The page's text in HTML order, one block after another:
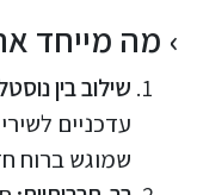
מה מייחד
שילוב בין
עדכניים
שמוגש ברוח